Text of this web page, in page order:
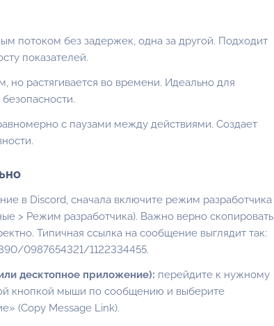
потоком без задержек, одна за другой. Подходит
показателей.
растягивается во времени. Идеально для
с паузами между действиями. Создает
в Discord, сначала включите режим разработчика
> Режим разработчика). Важно верно скопировать
Типичная ссылка на сообщение выглядит так:
0987654321/1122334455.
десктопное приложение): перейдите к нужному
кнопкой мыши по сообщению и выберите
(Copy Message Link).